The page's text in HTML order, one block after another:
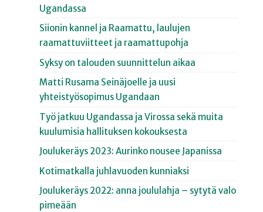
Ugandassa
Siionin kannel ja Raamattu, laulujen
raamattuviitteet ja raamattupohja
Syksy on talouden suunnittelun aikaa
Matti Rusama Seinäjoelle ja uusi
yhteistyösopimus Ugandaan
Työ jatkuu Ugandassa ja Virossa sekä muita
kuulumisia hallituksen kokouksesta
Joulukeräys 2023: Aurinko nousee Japanissa
Kotimatkalla juhlavuoden kunniaksi
Joulukeräys 2022: anna joululahja – sytytä valo
pimeään